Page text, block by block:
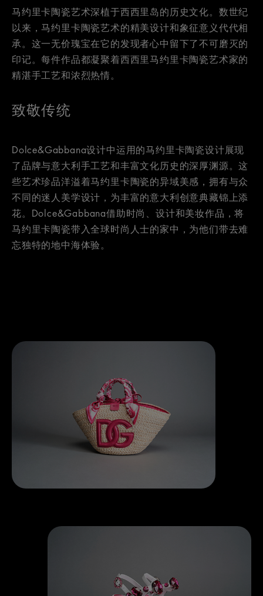
马约里卡陶瓷艺术深植于西西里岛的历史文化。数世纪
以来，马约里卡陶瓷艺术的精美设计和象征意义代代相
承。这一无价瑰宝在它的发现者心中留下了不可磨灭的
印记。每件作品都凝聚着西西里马约里卡陶瓷艺术家的
精湛手工艺和浓烈热情。
致敬传统
Dolce&Gabbana设计中运用的马约里卡陶瓷设计展现
了品牌与意大利手工艺和丰富文化历史的深厚渊源。这
些艺术珍品洋溢着马约里卡陶瓷的异域美感，拥有与众
不同的迷人美学设计，为丰富的意大利创意典藏锦上添
花。Dolce&Gabbana借助时尚、设计和美妆作品，将
马约里卡陶瓷带入全球时尚人士的家中，为他们带去难
忘独特的地中海体验。